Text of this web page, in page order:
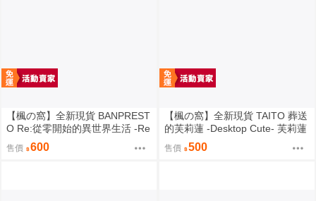
【楓の窩】全新現貨 BANPREST
O Re:從零開始的異世界生活 -Re
lax time- 拉姆 甜蜜天使ver.【日
版】
售價 600
【楓の窩】全新現貨 TAITO 葬送
的芙莉蓮 -Desktop Cute- 芙莉蓮
夏日連身裙ver.【日版】
售價 500